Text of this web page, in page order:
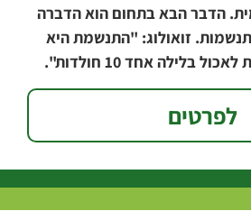
הדבר הבא בתחום הוא הדברה
תנשמות. זואולוג: "התנשמת היא
מכונת ציד, שמסוגלת לאכול בלילה אחד 10 חולדות".
לפרטים